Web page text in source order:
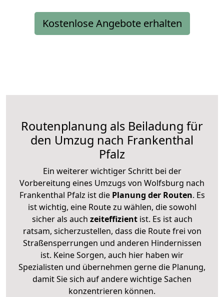
Kostenlose Angebote erhalten
Routenplanung als Beiladung für
den Umzug nach Frankenthal
Pfalz
Ein weiterer wichtiger Schritt bei der
Vorbereitung eines Umzugs von Wolfsburg nach
Frankenthal Pfalz ist diePlanung der Routen. Es
ist wichtig, eine Route zu wählen, die sowohl
sicher als auch zeiteffizientist. Es ist auch
ratsam, sicherzustellen, dass die Route frei von
Straßensperrungen und anderen Hindernissen
ist. Keine Sorgen, auch hier haben wir
Spezialisten und übernehmen gerne die Planung,
damit Sie sich auf andere wichtige Sachen
konzentrieren können.